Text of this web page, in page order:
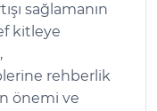
sağlamanın
kitleye
rehberlik
önemi ve